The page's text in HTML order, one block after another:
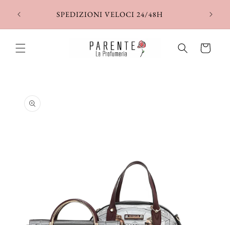
direttamente
SPEDIZIONI VELOCI 24/48H
Carrello
informazioni
sul prodotto